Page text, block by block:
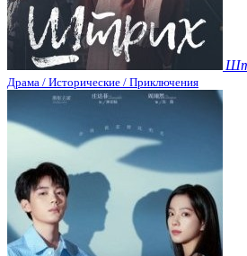
Драма / Исторические / Приключения